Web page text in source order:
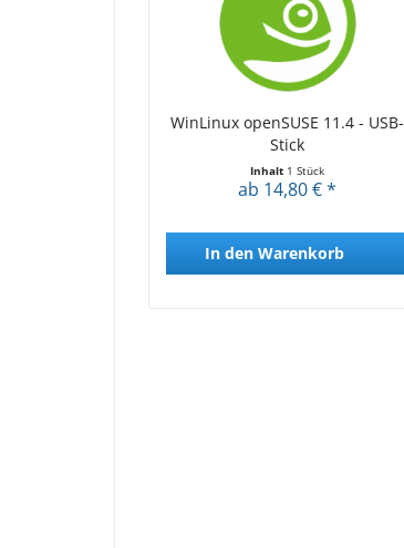
WinLinux openSUSE 11.4 - USB-
Stick
Inhalt 1 Stück
ab 14,80 € *
In den Warenkorb